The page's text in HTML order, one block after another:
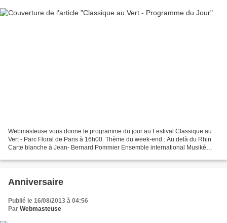
Webmasteuse vous donne le programme du jour au Festival Classique au
Vert - Parc Floral de Paris à 16h00. Thème du week-end : Au delà du Rhin
Carte blanche à Jean- Bernard Pommier Ensemble international Musikè
Anniversaire
Publié le 16/08/2013 à 04:56
Par Webmasteuse